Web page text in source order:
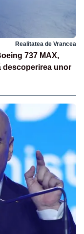
Realitatea de Vrancea
737 MAX,
descoperirea unor